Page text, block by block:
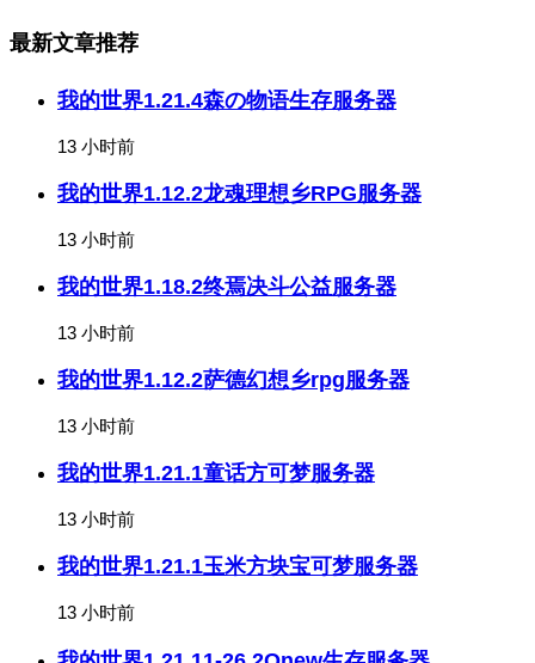
最新文章推荐
我的世界1.21.4森の物语生存服务器
13 小时前
我的世界1.12.2龙魂理想乡RPG服务器
13 小时前
我的世界1.18.2终焉决斗公益服务器
13 小时前
我的世界1.12.2萨德幻想乡rpg服务器
13 小时前
我的世界1.21.1童话方可梦服务器
13 小时前
我的世界1.21.1玉米方块宝可梦服务器
13 小时前